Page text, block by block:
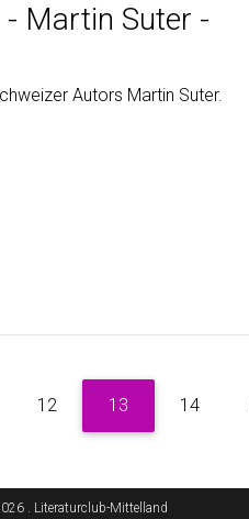
- Martin Suter -
Autors Martin Suter.
12 13 14
. Literaturclub-Mittelland